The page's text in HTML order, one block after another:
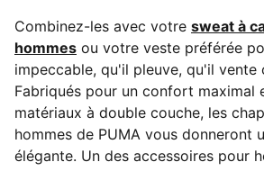
Combinez-les avec votre sweat à
hommes ou votre veste préférée
impeccable, qu'il pleuve, qu'il vente
Fabriqués pour un confort maximal
matériaux à double couche, les
hommes de PUMA vous donneront
élégante. Un des accessoires pour